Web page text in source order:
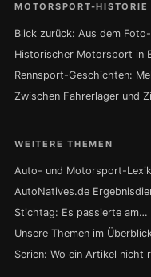
MOTORSPORT-HISTORIE
Blick zurück: Aus dem
Historischer Motorsport in
Rennsport-Geschichten:
Zwischen Fahrerlager und
WEITERE THEMEN
Auto- und Motorsport-
AutoNatives.de
Stichtag: Es passierte am…
Unsere Themen im
Serien: Wo ein Artikel nicht